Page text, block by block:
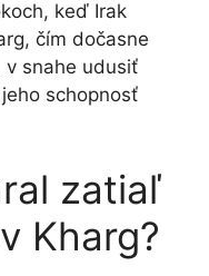
keď Irak
čím dočasne
v snahe udusiť
schopnosť
zatiaľ
Kharg?